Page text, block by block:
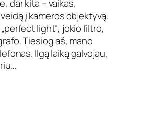
dar kita – vaikas,
į kameros objektyvą.
light“, jokio filtro,
Tiesiog aš, mano
Ilgą laiką galvojau,